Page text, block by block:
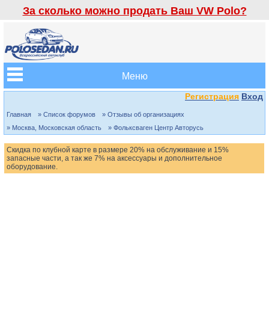
За сколько можно продать Ваш VW Polo?
Меню
Регистрация Вход
Главная » Список форумов
» Отзывы об организациях
» Москва, Московская область
» Фольксваген Центр Авторусь
Скидка по клубной карте в размере 20% на обслуживание и 15%
запасные части, а так же 7% на аксессуары и дополнительное
оборудование.